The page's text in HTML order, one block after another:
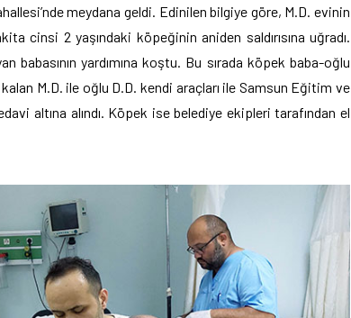
meydana geldi. Edinilen bilgiye göre, M.D. evinin
cinsi 2 yaşındaki köpeğinin aniden saldırısına uğradı.
babasının yardımına koştu. Bu sırada köpek baba-oğlu
kalan M.D. ile oğlu D.D. kendi araçları ile Samsun Eğitim ve
altına alındı. Köpek ise belediye ekipleri tarafından el